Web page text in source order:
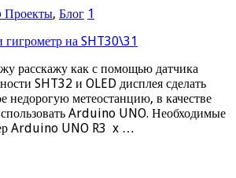
, Блог 1
расскажу как с помощью датчика
SHT32 и OLED дисплея сделать
недорогую метеостанцию, в качестве
Arduino UNO. Необходимые
Arduino UNO R3 x …